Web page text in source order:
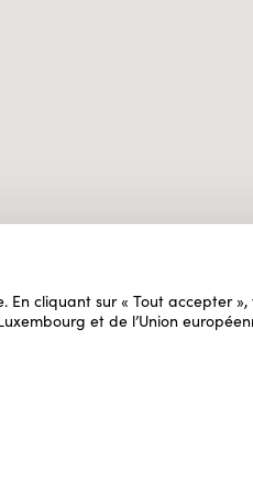
En cliquant sur « Tout accepter
et de l’Union